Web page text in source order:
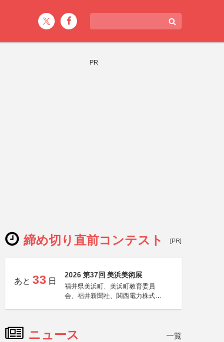
PR
締め切り直前コンテスト [PR]
あと 33 日
2026 第37回 美浜美術展
福井県美浜町、美浜町教育委員
会、福井新聞社、関西電力株式会
ニュース 一覧